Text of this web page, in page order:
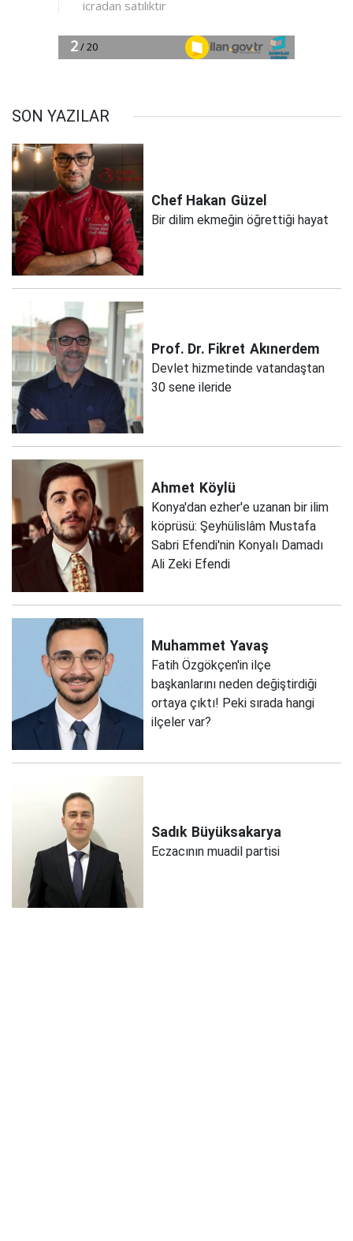
SON YAZILAR
Chef Hakan Güzel
Bir dilim ekmeğin öğrettiği hayat
Prof. Dr. Fikret Akınerdem
Devlet hizmetinde vatandaştan
30 sene ileride
Ahmet Köylü
Konya'dan ezher'e uzanan bir ilim
köprüsü: Şeyhülislâm Mustafa
Sabri Efendi'nin Konyalı Damadı
Ali Zeki Efendi
Muhammet Yavaş
Fatih Özgökçen'in ilçe
başkanlarını neden değiştirdiği
ortaya çıktı! Peki sırada hangi
ilçeler var?
Sadık Büyüksakarya
Eczacının muadil partisi